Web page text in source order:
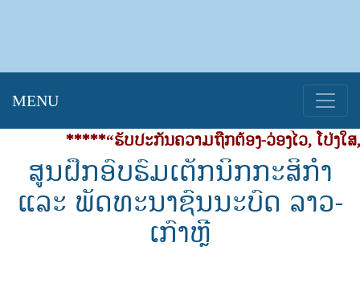
MENU
*****“ຮັບປະກັນຄວາມຖືກຕ້ອງ-ວ່ອງໄວ, ໂປ່ງໃ
ສູນຝຶກອົບຮົມເຕັກນິກກະສິກຳ
ແລະ ພັດທະນາຊົນນະບົດ ລາວ-
ເກົາຫຼີ